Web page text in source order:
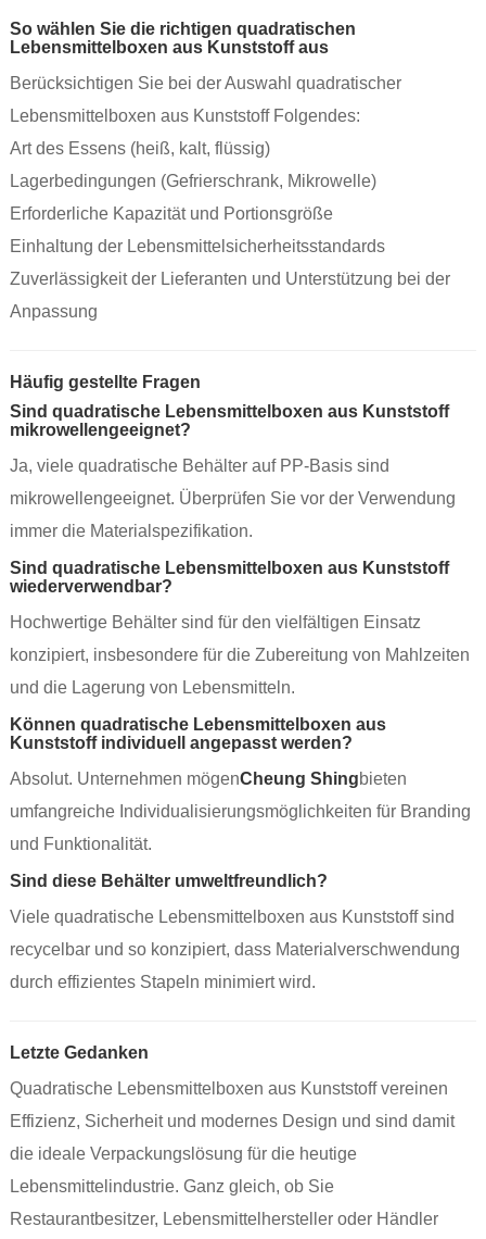
So wählen Sie die richtigen quadratischen
Lebensmittelboxen aus Kunststoff aus
Berücksichtigen Sie bei der Auswahl quadratischer
Lebensmittelboxen aus Kunststoff Folgendes:
Art des Essens (heiß, kalt, flüssig)
Lagerbedingungen (Gefrierschrank, Mikrowelle)
Erforderliche Kapazität und Portionsgröße
Einhaltung der Lebensmittelsicherheitsstandards
Zuverlässigkeit der Lieferanten und Unterstützung bei der
Anpassung
Häufig gestellte Fragen
Sind quadratische Lebensmittelboxen aus Kunststoff
mikrowellengeeignet?
Ja, viele quadratische Behälter auf PP-Basis sind
mikrowellengeeignet. Überprüfen Sie vor der Verwendung
immer die Materialspezifikation.
Sind quadratische Lebensmittelboxen aus Kunststoff
wiederverwendbar?
Hochwertige Behälter sind für den vielfältigen Einsatz
konzipiert, insbesondere für die Zubereitung von Mahlzeiten
und die Lagerung von Lebensmitteln.
Können quadratische Lebensmittelboxen aus
Kunststoff individuell angepasst werden?
Absolut. Unternehmen mögenCheung Shingbieten
umfangreiche Individualisierungsmöglichkeiten für Branding
und Funktionalität.
Sind diese Behälter umweltfreundlich?
Viele quadratische Lebensmittelboxen aus Kunststoff sind
recycelbar und so konzipiert, dass Materialverschwendung
durch effizientes Stapeln minimiert wird.
Letzte Gedanken
Quadratische Lebensmittelboxen aus Kunststoff vereinen
Effizienz, Sicherheit und modernes Design und sind damit
die ideale Verpackungslösung für die heutige
Lebensmittelindustrie. Ganz gleich, ob Sie
Restaurantbesitzer, Lebensmittelhersteller oder Händler